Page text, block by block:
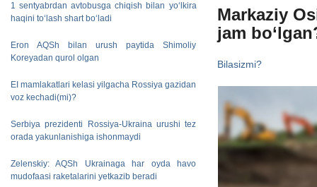
1 sentyabrdan avtobusga chiqish bilan yo‘lkira
haqini to‘lash shart bo‘ladi
Eron AQSh bilan urush paytida Shimoliy
Koreyadan qurol olgan
EI mamlakatlari kelasi yilgacha Rossiya gazidan
voz kechadi(mi)?
Serbiya prezidenti Rossiya-Ukraina urushi tez
orada yakunlanishiga ishonmaydi
Zelenskiy: AQSh Ukrainaga har oyda havo
mudofaasi raketalarini yetkazib beradi
Markaziy
jam
Bilasizmi?